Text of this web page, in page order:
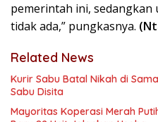
pemerintah ini,
tidak ada,” pungkasnya.
Related News
Kurir Sabu Batal Nikah di
Sabu Disita
Mayoritas Koperasi Merah